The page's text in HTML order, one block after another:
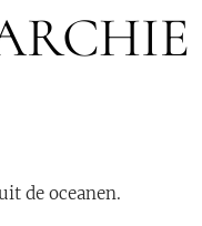
de oceanen.